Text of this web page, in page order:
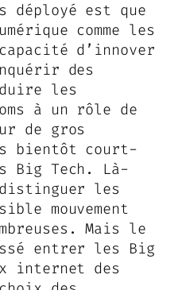
déployé est que
comme les
d’innover
des
les
à un rôle de
de gros
bientôt court-
Big Tech. Là-
les
mouvement
Mais le
entrer les Big
internet des